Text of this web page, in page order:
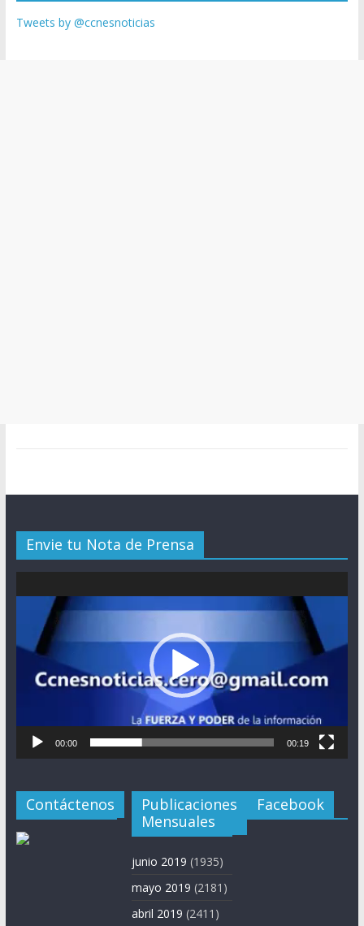
Tweets by @ccnesnoticias
Envie tu Nota de Prensa
de
00:00 00:19
Contáctenos
Publicaciones
Mensuales
junio 2019 (1935)
mayo 2019 (2181)
abril 2019 (2411)
Facebook